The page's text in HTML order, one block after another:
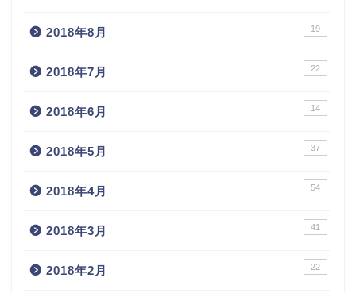
2018年8月 19
2018年7月 22
2018年6月 14
2018年5月 37
2018年4月 54
2018年3月 41
2018年2月 22